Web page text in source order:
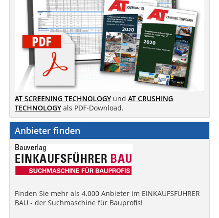
AT SCREENING TECHNOLOGY und AT CRUSHING
TECHNOLOGY als PDF-Download.
Anbieter finden
Finden Sie mehr als 4.000 Anbieter im EINKAUFSFÜHRER
BAU - der Suchmaschine für Bauprofis!